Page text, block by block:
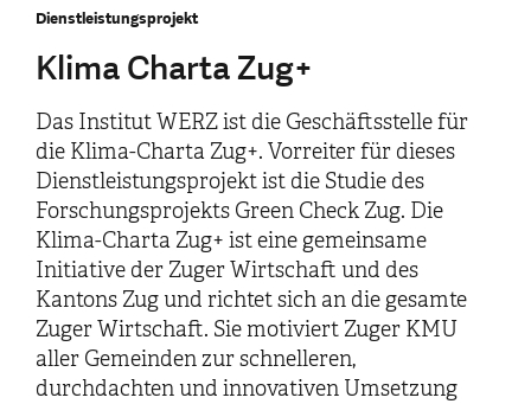
Dienstleistungsprojekt
Klima Charta Zug+
Das Institut WERZ ist die Geschäftsstelle für
die Klima-Charta Zug+. Vorreiter für dieses
Dienstleistungsprojekt ist die Studie des
Forschungsprojekts Green Check Zug. Die
Klima-Charta Zug+ ist eine gemeinsame
Initiative der Zuger Wirtschaft und des
Kantons Zug und richtet sich an die gesamte
Zuger Wirtschaft. Sie motiviert Zuger KMU
aller Gemeinden zur schnelleren,
durchdachten und innovativen Umsetzung